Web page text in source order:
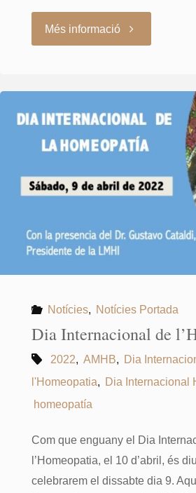
Més informació"Ateneu
1-
22"
Notícies, Notícies Portada
Dia Internacional de
2022 AMHB
Dia
l'Homeopatia
Dia Internacional
homeopatía
Com que enguany el Dia
l’Homeopatia, el 10 d’abril, és
celebrarem el dissabte dia 9.